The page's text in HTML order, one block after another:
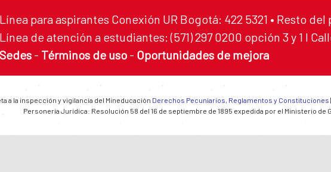
Línea para aspirantes Conexión UR Bogotá: 422 5321 • Resto del
Línea de atención a estudiantes: (571) 297 0200 opción 3 y 1 I
Sedes - Términos de uso - Oportunidades de mejora
a la inspección y vigilancia del Mineducación Derechos Pecuniarios, Reglamentos y Constituciones
Personería Jurídica: Resolución 58 del 16 de septiembre de 1895 expedida por el Ministerio de